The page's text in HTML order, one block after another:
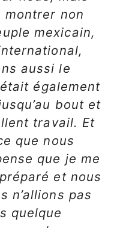
montrer non
mexicain,
aussi le
également
bout et
travail. Et
que nous
que je me
et nous
n’allions pas
quelque